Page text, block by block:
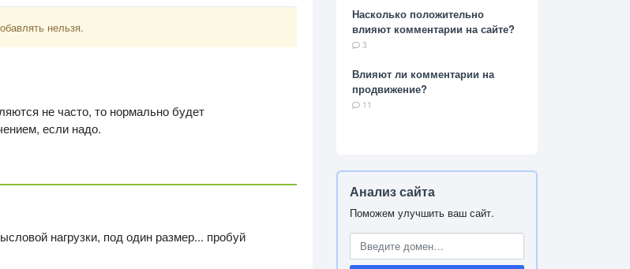
нельзя.
не часто, то нормально будет
если надо.
нагрузки, под один размер... пробуй
Насколько положительно
влияют комментарии на сайте?
3
Влияют ли комментарии на
продвижение?
11
Анализ сайта
Поможем улучшить ваш сайт.